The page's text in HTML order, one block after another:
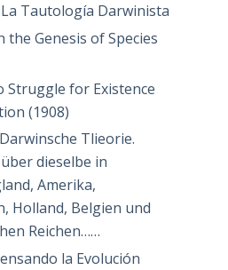
Tautología Darwinista
the Genesis of Species
Struggle for Existence
(1908)
Tlieorie.
dieselbe in
Amerika,
Holland, Belgien und
Reichen……
la Evolución